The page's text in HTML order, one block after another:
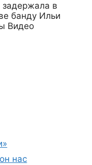
в
банду Ильи
Видео
нас